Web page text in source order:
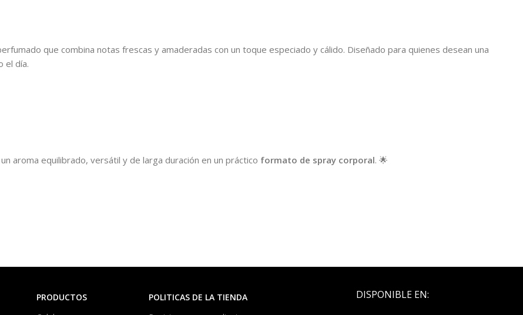
que combina notas frescas y amaderadas con un toque especiado y cálido. Diseñado para quienes desean una
el día.
aroma equilibrado, versátil y de larga duración en un práctico formato de spray corporal. 🌟
PRODUCTOS
POLITICAS DE LA TIENDA
DISPONIBLE EN: